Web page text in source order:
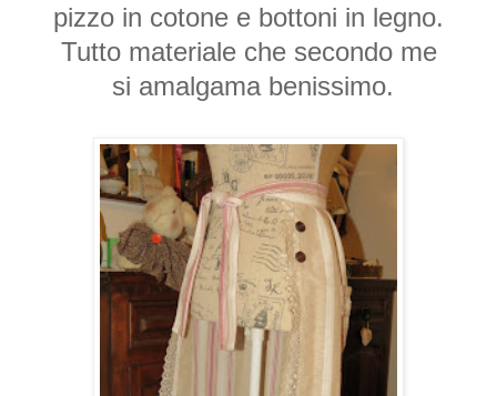
pizzo in cotone e bottoni in legno.
Tutto materiale che secondo me
si amalgama benissimo.